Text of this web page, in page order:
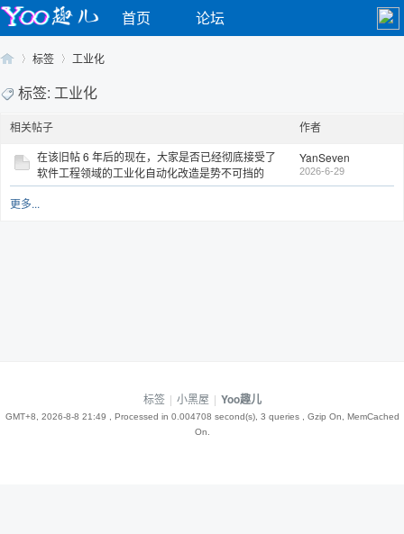
首页 论坛
Yo›
标签 工业化
标签: 工业化
相关帖子
作者
在该旧帖 6 年后的现在，大家是否已经彻底接受了
软件工程领域的工业化自动化改造是势不可挡的
YanSeven
2026-6-29
更多...
标签 | 小黑屋 | Yoo趣儿
GMT+8, 2026-8-8 21:49 , Processed in 0.004708 second(s), 3 queries , Gzip On, MemCached
On.